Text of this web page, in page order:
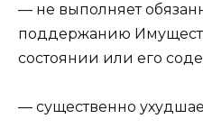
— не выполняет
поддержанию
состоянии или его
— существенно